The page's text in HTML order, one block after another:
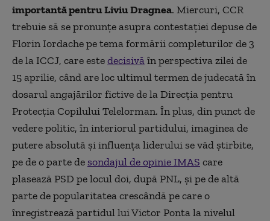
importantă pentru Liviu Dragnea. Miercuri, CCR
trebuie să se pronunțe asupra contestației depuse de
Florin Iordache pe tema formării completurilor de 3
de la ICCJ, care estedecisivăîn perspectiva zilei de
15 aprilie, când are loc ultimul termen de judecată în
dosarul angajărilor fictive de la Direcția pentru
Protecția Copilului Telelorman. În plus, din punct de
vedere politic, în interiorul partidului, imaginea de
putere absolută și influența liderului se văd știrbite,
pe de o parte de sondajul de opinie IMAS care
plasează PSD pe locul doi, după PNL, și pe de altă
parte de popularitatea crescândă pe care o
înregistrează partidul lui Victor Ponta la nivelul